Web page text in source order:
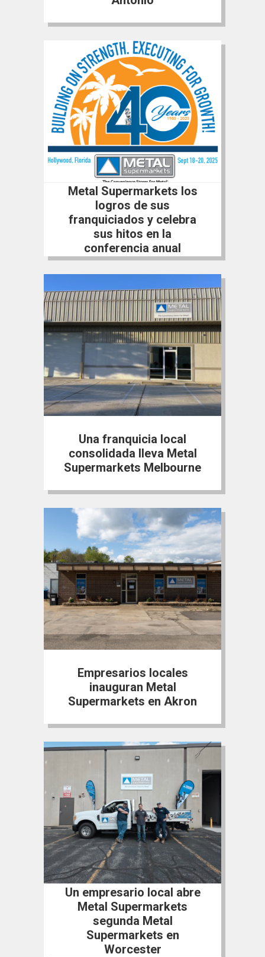
Metal Supermarkets los
logros de sus
franquiciados y celebra
sus hitos en la
conferencia anual
Una franquicia local
consolidada lleva Metal
Supermarkets Melbourne
Empresarios locales
inauguran Metal
Supermarkets en Akron
Un empresario local abre
Metal Supermarkets
segunda Metal
Supermarkets en
Worcester